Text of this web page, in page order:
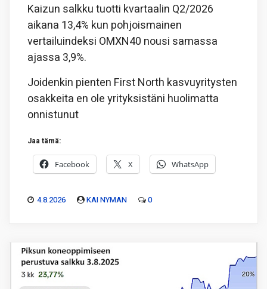
Kaizun salkku tuotti kvartaalin Q2/2026
aikana 13,4% kun pohjoismainen
vertailuindeksi OMXN40 nousi samassa
ajassa 3,9%.
Joidenkin pienten First North kasvuyritysten
osakkeita en ole yrityksistäni huolimatta
onnistunut
Jaa tämä:
Facebook X WhatsApp
4.8.2026 KAI NYMAN 0